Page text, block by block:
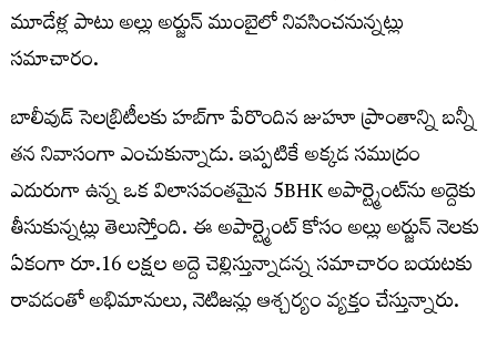
మూడేళ్ల పాటు అల్లు అర్జున్ ముంబైలో నివసించనున్నట్లు
సమాచారం.
బాలీవుడ్ సెలబ్రిటీలకు హబ్‌గా పేరొందిన జుహూ ప్రాంతాన్ని బన్నీ
తన నివాసంగా ఎంచుకున్నాడు. ఇప్పటికే అక్కడ సముద్రం
ఎదురుగా ఉన్న ఒక విలాసవంతమైన 5BHK అపార్ట్మెంట్‌ను అద్దెకు
తీసుకున్నట్లు తెలుస్తోంది. ఈ అపార్ట్మెంట్ కోసం అల్లు అర్జున్ నెలకు
ఏకంగా రూ.16 లక్షల అద్దె చెల్లిస్తున్నాడన్న సమాచారం బయటకు
రావడంతో అభిమానులు, నెటిజన్లు ఆశ్చర్యం వ్యక్తం చేస్తున్నారు.